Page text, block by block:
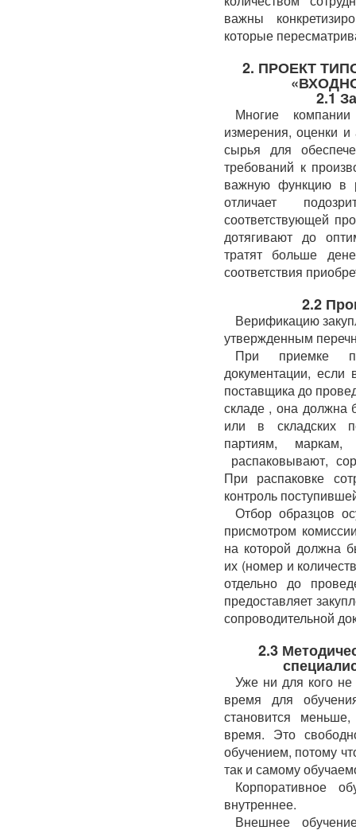
важны
которые
2. ПРОЕКТ
2.1
Многие
измерения, оценки
сырья для
требований к
важную функцию в
отличает
соответствующей
дотягивают до
тратят больше
соответствия
2.2
Верификацию
утвержденным
При приемке
документации, если
поставщика до
складе , она должна
или в складских
партиям, маркам,
распаковывают,
При распаковке
контроль
Отбор образцов
присмотром
на которой должна
их (номер и
отдельно до
предоставляет
сопроводительной
2.3
Уже ни для кого не
время для
становится
время. Это
обучением, потому
так и самому
Корпоративное
внутреннее.
Внешнее